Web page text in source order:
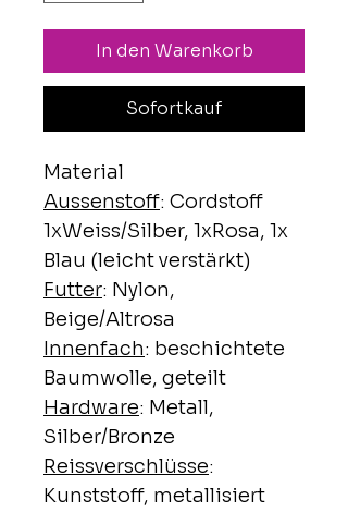
In den Warenkorb
Sofortkauf
Material
Aussenstoff: Cordstoff
1xWeiss/Silber, 1xRosa, 1x
Blau (leicht verstärkt)
Futter: Nylon,
Beige/Altrosa
Innenfach: beschichtete
Baumwolle, geteilt
Hardware: Metall,
Silber/Bronze
Reissverschlüsse:
Kunststoff, metallisiert